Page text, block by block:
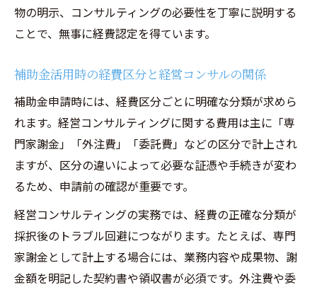
物の明示、コンサルティングの必要性を丁寧に説明する
ことで、無事に経費認定を得ています。
補助金活用時の経費区分と経営コンサルの関係
補助金申請時には、経費区分ごとに明確な分類が求めら
れます。経営コンサルティングに関する費用は主に「専
門家謝金」「外注費」「委託費」などの区分で計上され
ますが、区分の違いによって必要な証憑や手続きが変わ
るため、申請前の確認が重要です。
経営コンサルティングの実務では、経費の正確な分類が
採択後のトラブル回避につながります。たとえば、専門
家謝金として計上する場合には、業務内容や成果物、謝
金額を明記した契約書や領収書が必須です。外注費や委